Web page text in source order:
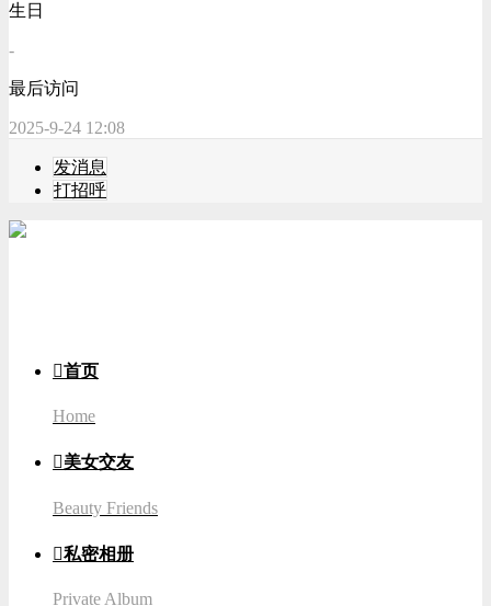
生日
-
最后访问
2025-9-24 12:08
发消息
打招呼
首页
Home
美女交友
Beauty Friends
私密相册
Private Album